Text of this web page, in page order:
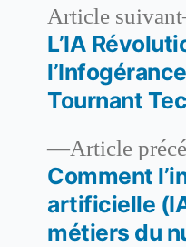
de
l’article
Article
Comment
artificielle
métiers du
Article suivant
L’IA
Tournant